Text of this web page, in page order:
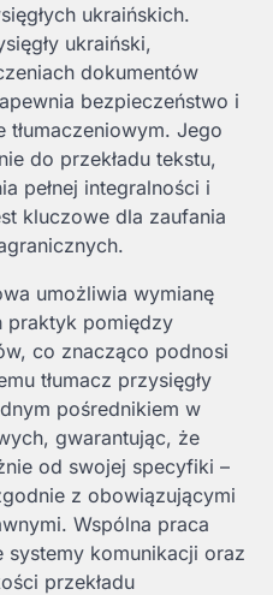
ukraińskich.
ukraiński,
dokumentów
bezpieczeństwo i
tłumaczeniowym. Jego
do przekładu tekstu,
pełnej integralności i
kluczowe dla zaufania
umożliwia wymianę
praktyk pomiędzy
co znacząco podnosi
tłumacz przysięgły
pośrednikiem w
gwarantując, że
od swojej specyfiki –
z obowiązującymi
Wspólna praca
systemy komunikacji oraz
przekładu